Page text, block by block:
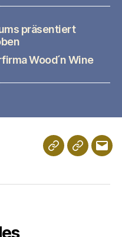
präsentiert
Wood ́n Wine
Schulportfolio
Digitales
E-